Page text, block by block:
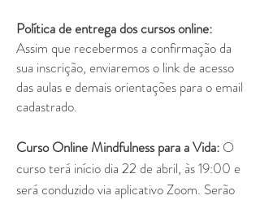
Política de entrega dos cursos online:
Assim que recebermos a confirmação da
sua inscrição, enviaremos o link de acesso
das aulas e demais orientações para o email
cadastrado.
Curso Online Mindfulness para a Vida: O
curso terá início dia 22 de abril, às 19:00 e
será conduzido via aplicativo Zoom. Serão